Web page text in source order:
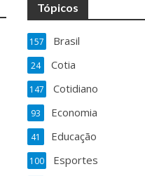
Tópicos
Brasil
157
Cotia
24
Cotidiano
147
Economia
93
Educação
41
Esportes
100